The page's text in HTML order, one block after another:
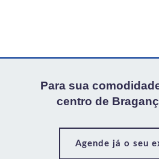
Para sua
centro de
Agende já o seu